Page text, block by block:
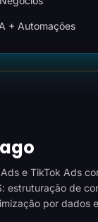
+ Automações
e TikTok Ads
estruturação de
por dados